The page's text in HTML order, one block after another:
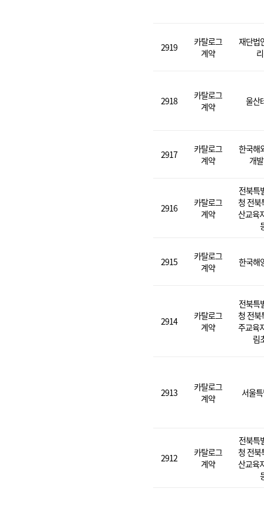
2919
카탈로그
계약
재단법
2918
카탈로그
계약
울산
2917
카탈로그
계약
한국해
개
2916
카탈로그
계약
전북특
청 전북
산교육
2915
카탈로그
계약
한국해
2914
카탈로그
계약
전북특
청 전북
주교육
림
2913
카탈로그
계약
서울
2912
카탈로그
계약
전북특
청 전북
산교육